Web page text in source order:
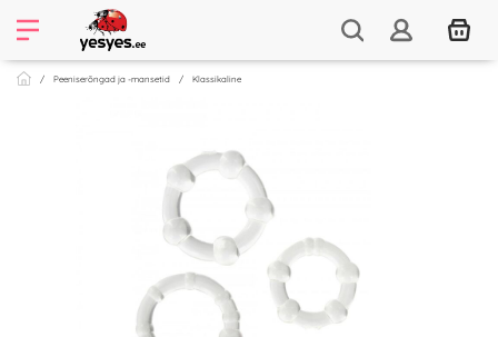
Peeniserõngad ja -mansetid Klassikaline